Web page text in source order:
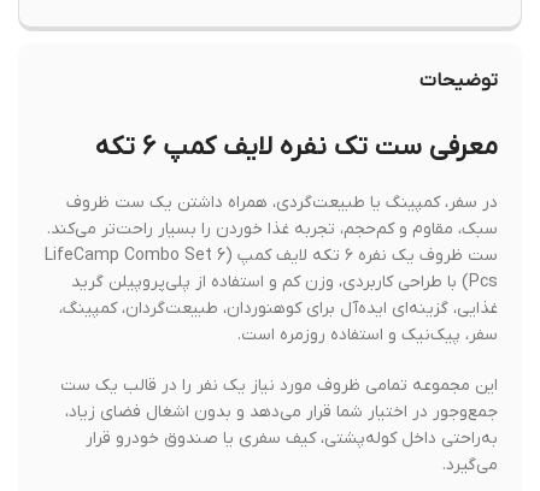
توضیحات
معرفی ست تک نفره لایف کمپ ۶ تکه
در سفر، کمپینگ یا طبیعت‌گردی، همراه داشتن یک ست ظروف
سبک، مقاوم و کم‌حجم، تجربه غذا خوردن را بسیار راحت‌تر می‌کند.
ست ظروف یک نفره ۶ تکه لایف کمپ (LifeCamp Combo Set 6
Pcs) با طراحی کاربردی، وزن کم و استفاده از پلی‌پروپیلن گرید
غذایی، گزینه‌ای ایده‌آل برای کوهنوردان، طبیعت‌گردان، کمپینگ،
سفر، پیک‌نیک و استفاده روزمره است.
این مجموعه تمامی ظروف مورد نیاز یک نفر را در قالب یک ست
جمع‌وجور در اختیار شما قرار می‌دهد و بدون اشغال فضای زیاد،
به‌راحتی داخل کوله‌پشتی، کیف سفری یا صندوق خودرو قرار
می‌گیرد.